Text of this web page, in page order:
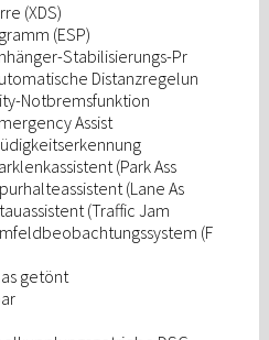
(XDS)
(ESP)
Stabilisierungs-Pr
Distanzregelun
Notbremsfunktion
Assist
(Park Ass
(Lane As
(Traffic Jam
(F
getönt